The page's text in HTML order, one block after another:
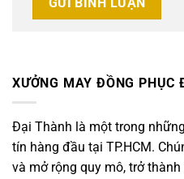
XƯỞNG MAY ĐỒNG PHỤC
Đại Thành là một trong
tín hàng đầu tại TP.HCM.
và mở rộng quy mô, trở